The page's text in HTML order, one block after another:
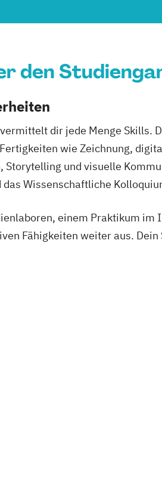
den
dir jede Menge Skills.
wie Zeichnung,
Storytelling und visuelle
Wissenschaftliche
einem Praktikum im
Fähigkeiten weiter aus. Dein